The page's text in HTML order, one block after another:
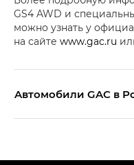
GS4 AWD и
можно узнать у
на сайте www.gac.ru
Aвтомобили GAC в
Эс Икс ПРЕМИУМ